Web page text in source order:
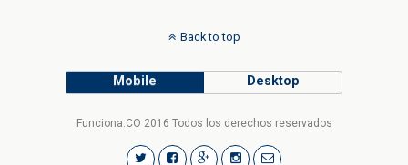
Back to top
Mobile Desktop
Funciona.CO 2016 Todos los derechos reservados